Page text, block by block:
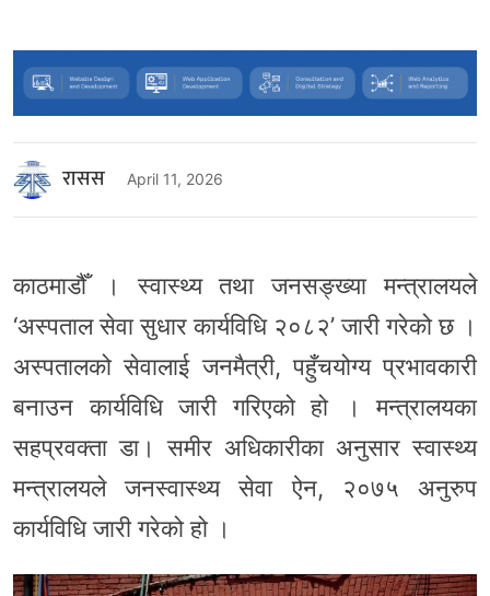
रासस April 11, 2026
काठमाडौँ । स्वास्थ्य तथा जनसङ्ख्या मन्त्रालयले
‘अस्पताल सेवा सुधार कार्यविधि २०८२’ जारी गरेको छ ।
अस्पतालको सेवालाई जनमैत्री, पहुँचयोग्य प्रभावकारी
बनाउन कार्यविधि जारी गरिएको हो । मन्त्रालयका
सहप्रवक्ता डा। समीर अधिकारीका अनुसार स्वास्थ्य
मन्त्रालयले जनस्वास्थ्य सेवा ऐन, २०७५ अनुरुप
कार्यविधि जारी गरेको हो ।